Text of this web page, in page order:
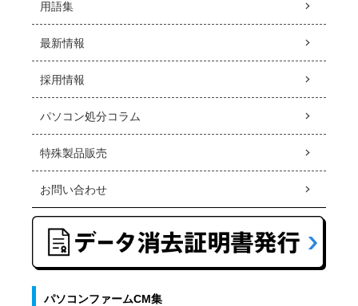
用語集
最新情報
採用情報
パソコン処分コラム
特殊製品販売
お問い合わせ
パソコンファームCM集